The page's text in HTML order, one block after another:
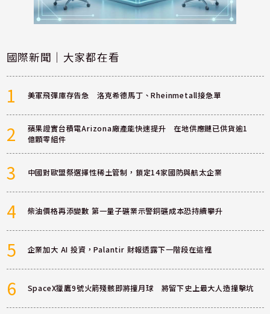
國際新聞｜大家都在看
1 美軍飛彈庫存告急 洛克希德馬丁、Rheinmetall接急單
2
蘋果證實台積電Arizona廠產能快速提升 在地供應鏈已供貨逾1
億顆零組件
3 中國對歐盟祭選擇性稀土管制，鎖定14家國防與航太企業
4 柴油價格再添變數 第一量子礦業示警銅礦成本恐持續攀升
5 企業加大 AI 投資，Palantir 財報透露下一階段在這裡
6 SpaceX獵鷹9號火箭殘骸即將撞月球 將留下史上最大人造撞擊坑